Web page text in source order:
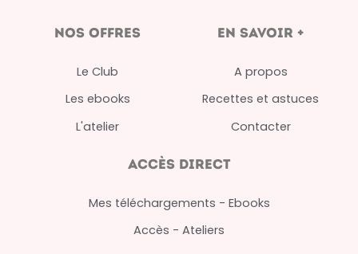
nos offres
Le Club
Les ebooks
L'atelier
en savoir +
A propos
Recettes et astuces
Contacter
Accès direct
Mes téléchargements - Ebooks
Accès - Ateliers